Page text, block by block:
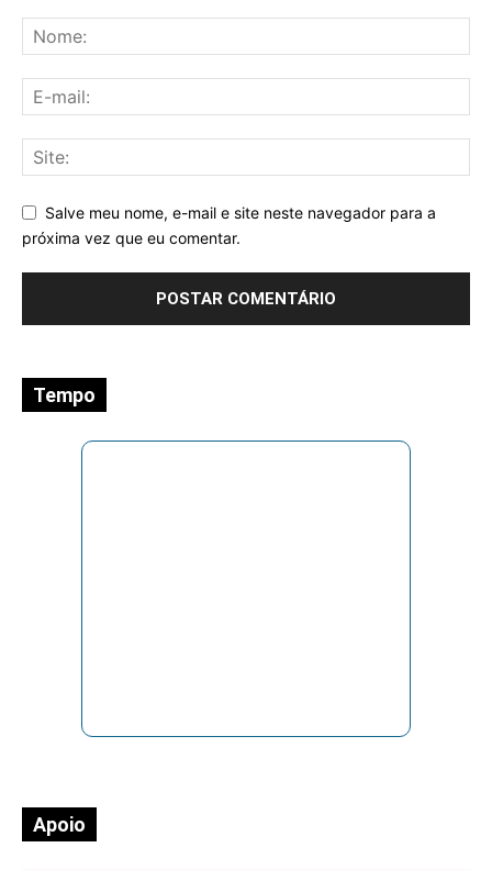
Salve meu nome, e-mail e site neste navegador para a
próxima vez que eu comentar.
Tempo
Apoio